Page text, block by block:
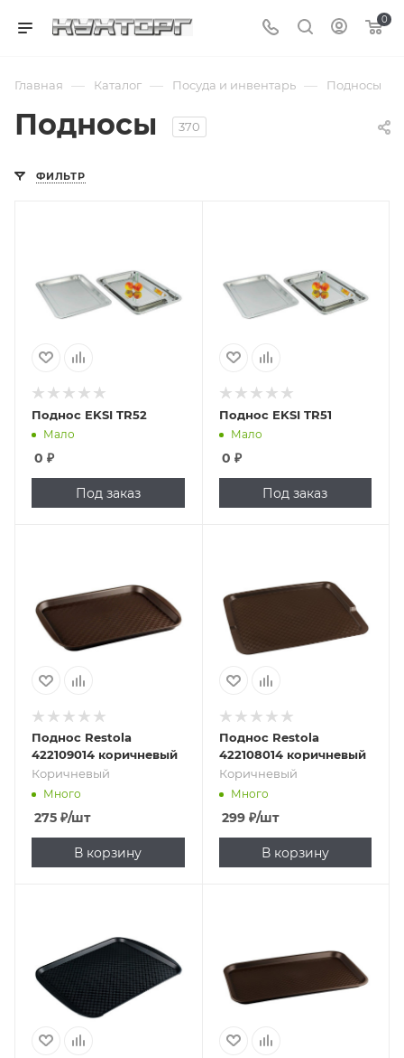
0
Главная — Каталог — Посуда и инвентарь — Подносы
Подносы 370
ФИЛЬТР
Поднос EKSI TR52
Мало
0 ₽
Под заказ
Поднос EKSI TR51
Мало
0 ₽
Под заказ
Поднос Restola
422109014 коричневый
Коричневый
Много
275 ₽/шт
В корзину
Поднос Restola
422108014 коричневый
Коричневый
Много
299₽/шт
В корзину